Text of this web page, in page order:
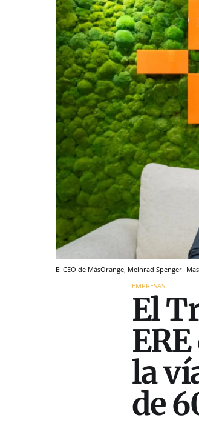
El CEO de MásOrange, Meinrad Spenger
EMPRESAS
El
la
de